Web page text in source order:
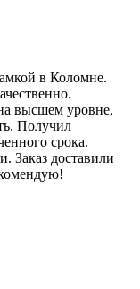
в Коломне.
высшем уровне,
Получил
срока.
Заказ доставили